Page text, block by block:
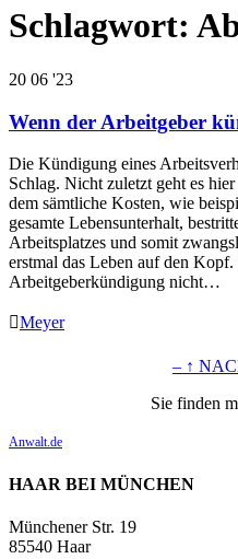
Schlagwort:
20 06 '23
Wenn der Arbeitgeber
Die Kündigung eines
Schlag. Nicht zuletzt geht es
dem sämtliche Kosten, wie
gesamte Lebensunterhalt,
Arbeitsplatzes und somit
erstmal das Leben auf den
Arbeitgeberkündigung nicht…
Meyer
– ↑
Sie finden
Anwalt.de
HAAR BEI MÜNCHEN
Münchener Str. 19
85540 Haar